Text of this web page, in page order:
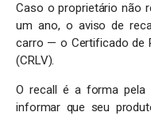
Caso o proprietário não
um ano, o aviso de
carro — o Certificado de
(CRLV).
O recall é a forma pela
informar que seu